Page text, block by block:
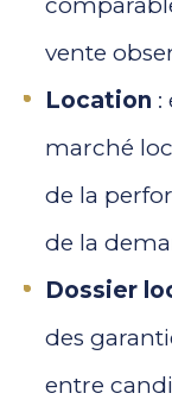
vente
Location :
marché
de la
de la
Dossier
des
entre